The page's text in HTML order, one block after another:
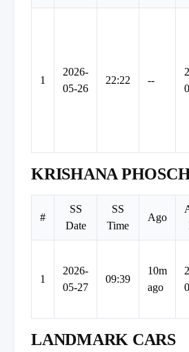
1
2026-
05-26
22:22 --
KRISHANA
#
SS
Date
SS
Time
Ago
1
2026-
05-27
09:39
10m
ago
LANDMARK CARS